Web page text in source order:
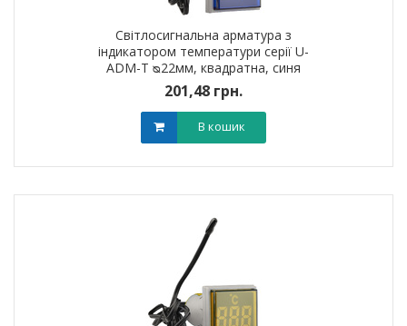
Світлосигнальна арматура з
індикатором температури серії U-
ADM-T ᴓ22мм, квадратна, синя
201,48 грн.
В кошик